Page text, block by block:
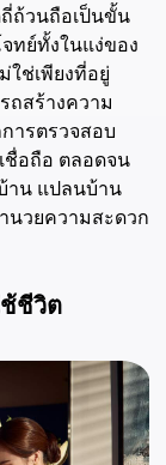
ถ้วนถือเป็นขั้น
ทย์ทั้งในแง่ของ
ใช่เพียงที่อยู่
ถสร้างความ
ารตรวจสอบ
ชื่อถือ ตลอดจน
าน แปลนบ้าน
นวยความสะดวก
ชีวิต